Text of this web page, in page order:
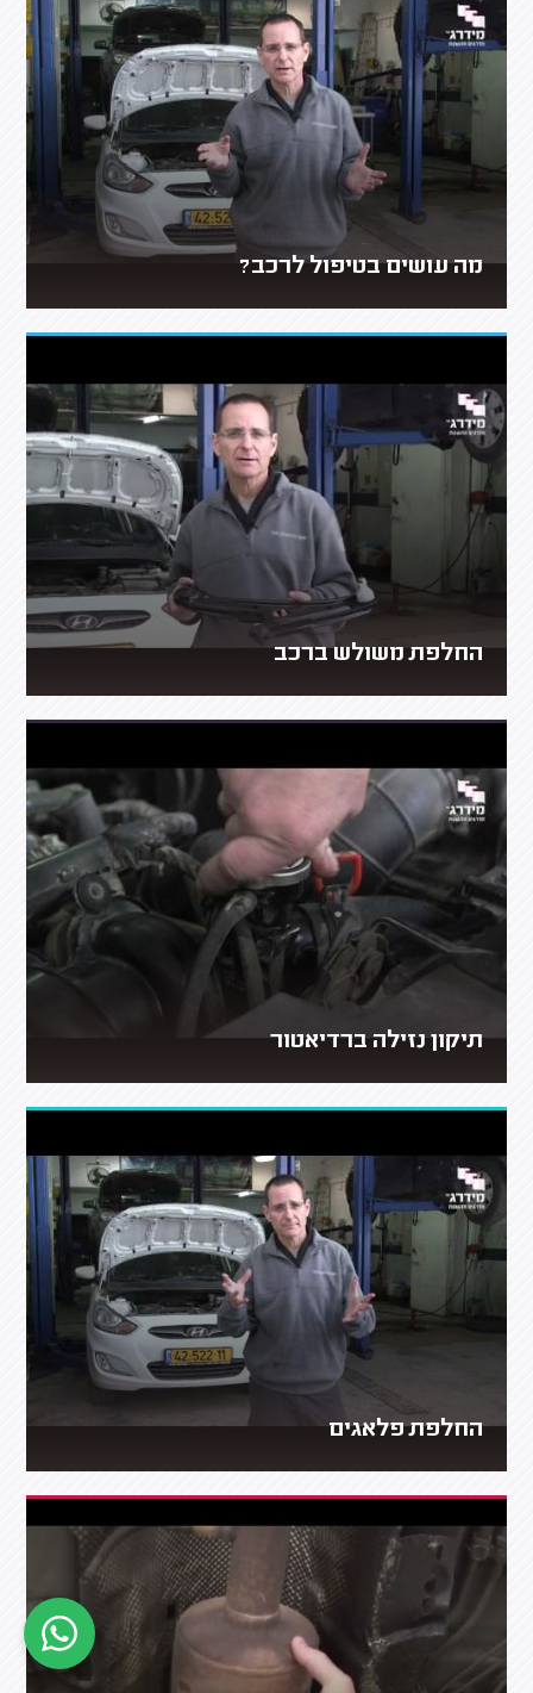
מה עושים בטיפול לרכב?
החלפת משולש ברכב
תיקון נזילה ברדיאטור
החלפת פלאגים